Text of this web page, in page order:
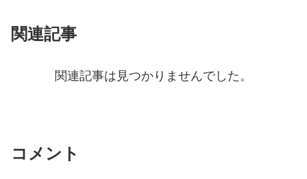
関連記事
関連記事は見つかりませんでした。
コメント